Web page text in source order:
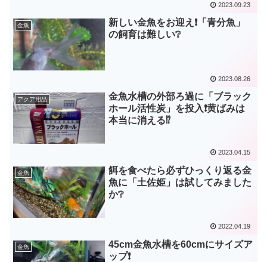
2023.09.23
金魚
新しい金魚をお迎え❗「青分魚」
の飼育は難しい❔
2023.08.26
アクア用品
金魚水槽の外部ろ過に「ブラック
ホール活性炭」を投入❗黄ばみは
本当に消える⁉️
2023.04.15
金魚
餌を食べたら必ずひっくり返る金
魚に「土佐姫」は試してみました
か❔
2022.04.19
金魚
45cm金魚水槽を60cmにサイズア
ップ❗